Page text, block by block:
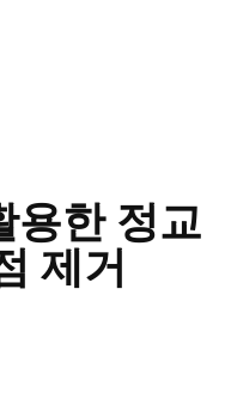
용한 정교
제거